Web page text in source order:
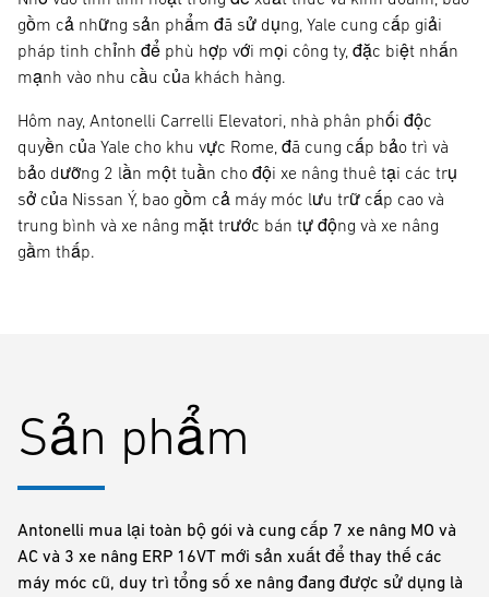
gồm cả những sản phẩm đã sử dụng, Yale cung cấp giải
pháp tinh chỉnh để phù hợp với mọi công ty, đặc biệt nhấn
mạnh vào nhu cầu của khách hàng.
Hôm nay, Antonelli Carrelli Elevatori, nhà phân phối độc
quyền của Yale cho khu vực Rome, đã cung cấp bảo trì và
bảo dưỡng 2 lần một tuần cho đội xe nâng thuê tại các trụ
sở của Nissan Ý, bao gồm cả máy móc lưu trữ cấp cao và
trung bình và xe nâng mặt trước bán tự động và xe nâng
gầm thấp.
Sản phẩm
Antonelli mua lại toàn bộ gói và cung cấp 7 xe nâng MO và
AC và 3 xe nâng ERP 16VT mới sản xuất để thay thế các
máy móc cũ, duy trì tổng số xe nâng đang được sử dụng là